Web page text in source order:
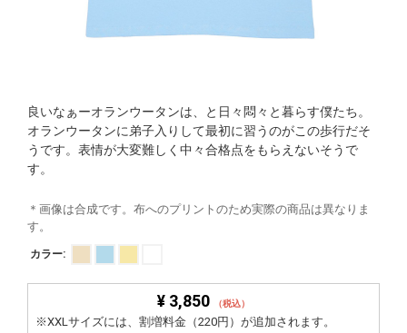
良いなぁーオランウータンは、と日々悶々と暮らす僕たち。
オランウータンに弟子入りして最初に習うのがこの歩行だそ
うです。表情が大変難しく中々合格点をもらえないそうで
す。
＊画像は合成です。布へのプリントのため実際の商品は異なりま
す。
カラー:
¥ 3,850 （税込）
※XXLサイズには、割増料金（220円）が追加されます。